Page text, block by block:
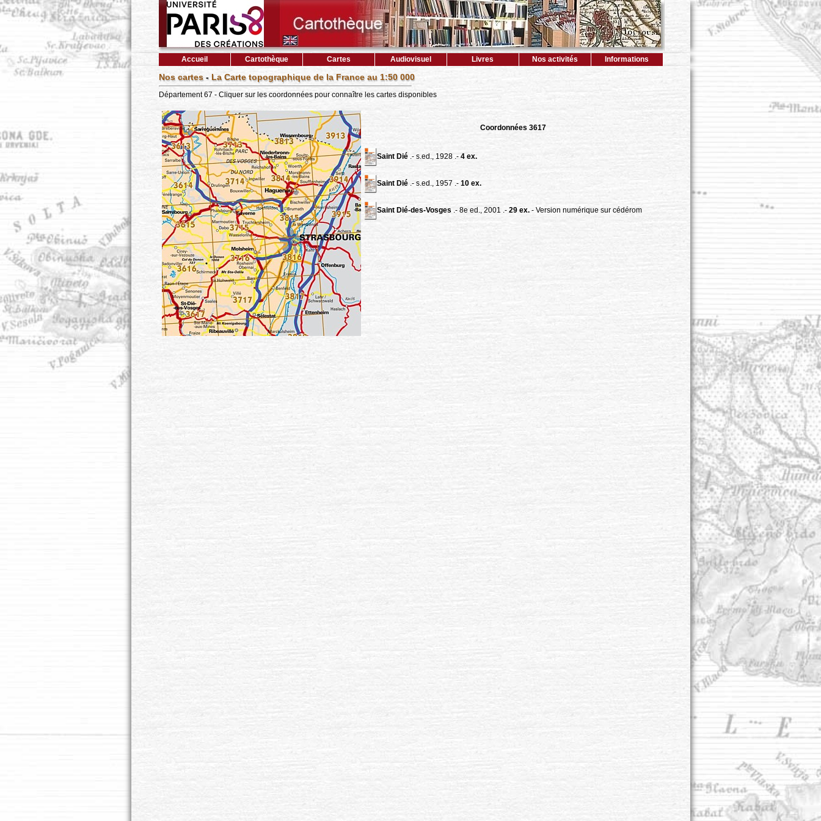
Accueil Cartothèque Cartes Audiovisuel Livres Nos activités Informations
Nos cartes- La Carte topographique de la France au 1:50 000
Département 67 - Cliquer sur les coordonnées pour connaître les cartes disponibles
Coordonnées 3617
Saint Dié.- s.ed., 1928 .- 4 ex.
Saint Dié.- s.ed., 1957 .- 10 ex.
Saint Dié-des-Vosges .- 8e ed., 2001 .- 29 ex.- Version numérique sur cédérom